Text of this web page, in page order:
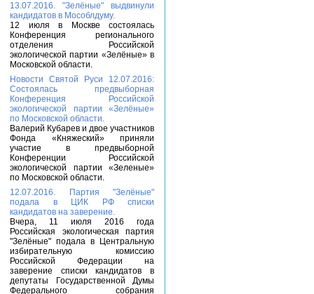
13.07.2016. "Зелёные" выдвинули
кандидатов в Мособлдуму.
12 июля в Москве состоялась
Конференция регионального
отделения Российской
экологической партии «Зелёные» в
Московской области.
Новости Святой Руси 12.07.2016:
Состоялась предвыборная
Конференция Российской
экологической партии «Зелёные»
по Московской области.
Валерий Кубарев и двое участников
Фонда «Княжеский» приняли
участие в предвыборной
Конференции Российской
экологической партии «Зеленые»
по Московской области.
12.07.2016. Партия "Зелёные"
подала в ЦИК РФ списки
кандидатов на заверение.
Вчера, 11 июля 2016 года
Российская экологическая партия
"Зелёные" подала в Центральную
избирательную комиссию
Российской Федерации на
заверение списки кандидатов в
депутаты Государственной Думы
Федерального собрания